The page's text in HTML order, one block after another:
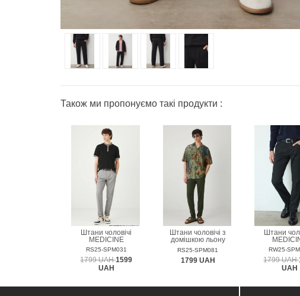
Також ми пропонуємо такі продукти :
Штани чоловічі
MEDICINE
RS25-SPM031
1799 UAH1599
UAH
Штани чоловічі з
домішкою льону
MEDICINE
RS25-SPM081
1799 UAH
Штани
RW25-
1799 UAH
UAH